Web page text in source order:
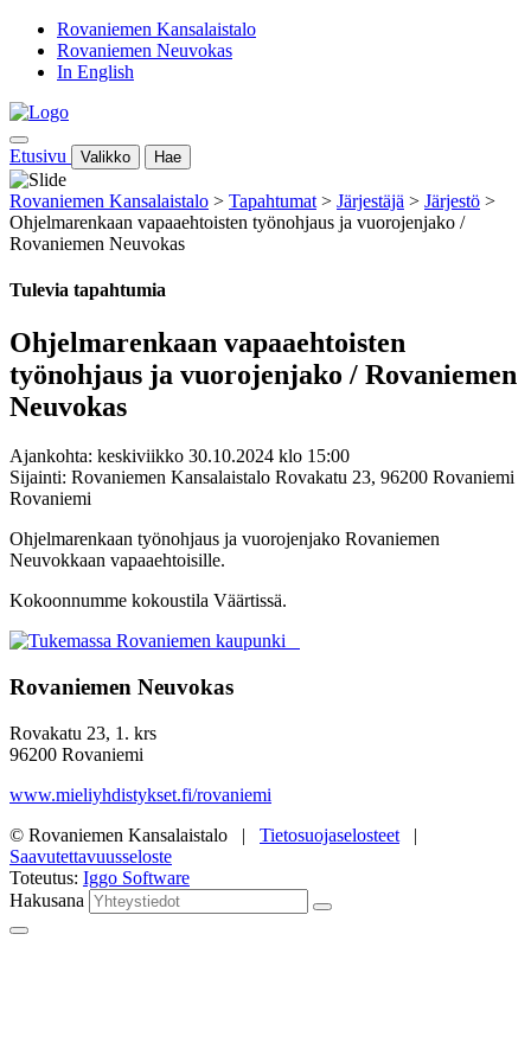
Rovaniemen Kansalaistalo
Rovaniemen Neuvokas
In English
Etusivu Valikko Hae
Rovaniemen Kansalaistalo > Tapahtumat > Järjestäjä > Järjestö >
Ohjelmarenkaan vapaaehtoisten työnohjaus ja vuorojenjako /
Rovaniemen Neuvokas
Tulevia tapahtumia
Ohjelmarenkaan vapaaehtoisten
työnohjaus ja vuorojenjako / Rovaniemen
Neuvokas
Ajankohta: keskiviikko 30.10.2024 klo 15:00
Sijainti: Rovaniemen Kansalaistalo Rovakatu 23, 96200 Rovaniemi
Rovaniemi
Ohjelmarenkaan työnohjaus ja vuorojenjako Rovaniemen
Neuvokkaan vapaaehtoisille.
Kokoonnumme kokoustila Väärtissä.
Rovaniemen Neuvokas
Rovakatu 23, 1. krs
96200 Rovaniemi
www.mieliyhdistykset.fi/rovaniemi
© Rovaniemen Kansalaistalo | Tietosuojaselosteet |
Saavutettavuusseloste
Toteutus: Iggo Software
Hakusana